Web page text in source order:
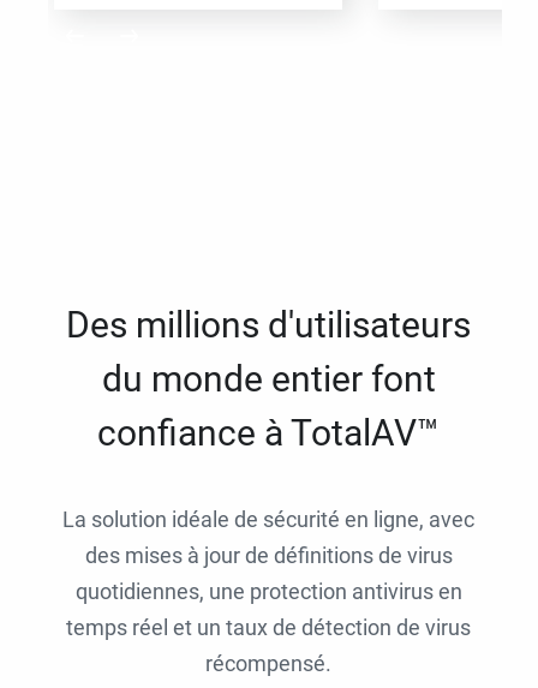
Des millions d'utilisateurs
du monde entier font
confiance à TotalAV™
La solution idéale de sécurité en ligne, avec
des mises à jour de définitions de virus
quotidiennes, une protection antivirus en
temps réel et un taux de détection de virus
récompensé.